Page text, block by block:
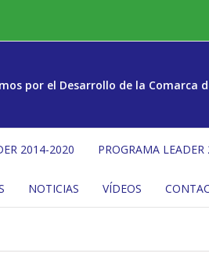
por el Desarrollo de la Comarca
2014-2020 PROGRAMA
NOTICIAS VÍDEOS